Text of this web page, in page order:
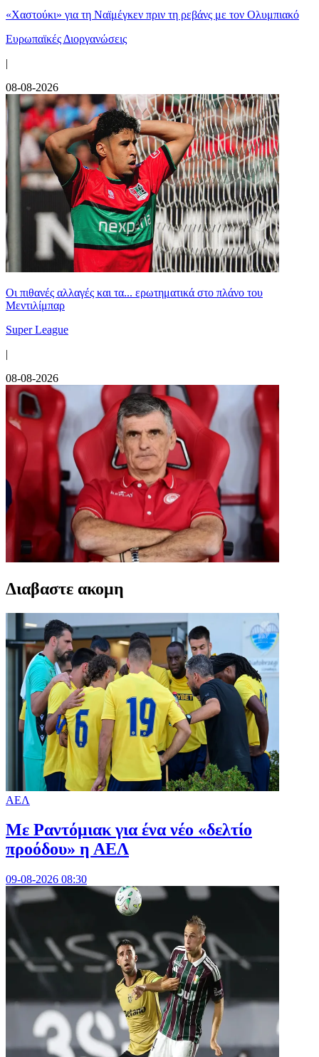
«Χαστούκι» για τη Ναϊμέγκεν πριν τη ρεβάνς με τον Ολυμπιακό
Ευρωπαϊκές Διοργανώσεις
|
08-08-2026
Οι πιθανές αλλαγές και τα... ερωτηματικά στο πλάνο του
Μεντιλίμπαρ
Super League
|
08-08-2026
Διαβαστε ακομη
ΑΕΛ
Με Ραντόμιακ για ένα νέο «δελτίο
προόδου» η ΑΕΛ
09-08-2026 08:30